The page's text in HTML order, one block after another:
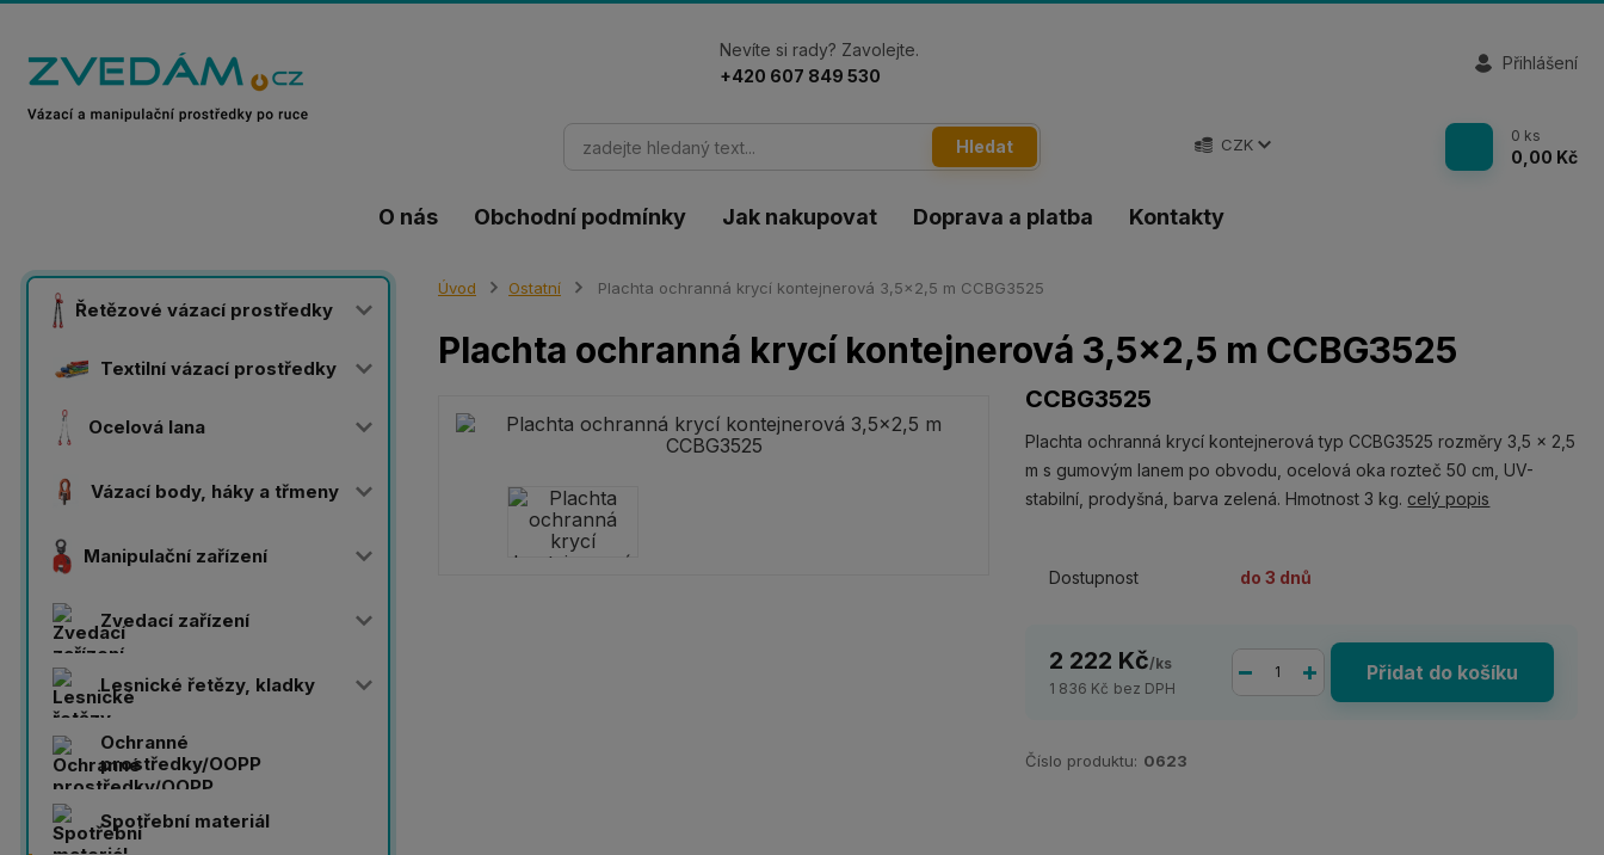
O nás Obchodní podmínky Jak nakupovat Doprava a platba Kontakty
CZK
Přihlášení
Hledat
Nevíte si rady? Zavolejte.
+420 607 849 530
0 ks
0,00 Kč
Řetězové vázací prostředky
Textilní vázací prostředky
Ocelová lana
Vázací body, háky a třmeny
Manipulační zařízení
Zvedací zařízení
Lesnické řetězy, kladky
Ochranné
prostředky/OOPP
Spotřební materiál
Úvod Ostatní Plachta ochranná krycí kontejnerová 3,5x2,5 m CCBG3525
Plachta ochranná krycí kontejnerová 3,5x2,5 m CCBG3525
CCBG3525
Plachta ochranná krycí kontejnerová typ CCBG3525 rozměry 3,5 x 2,5
m s gumovým lanem po obvodu, ocelová oka rozteč 50 cm, UV-
stabilní, prodyšná, barva zelená. Hmotnost 3 kg. celý popis
Dostupnost do 3 dnů
2 222 Kč/ks
1 836 Kč bez DPH
Přidat do košíku
Číslo produktu: 0623